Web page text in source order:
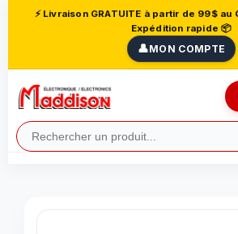
⚡ Livraison GRATUITE à partir de 99$ au
Expédition rapide 📦
👤MON COMPTE